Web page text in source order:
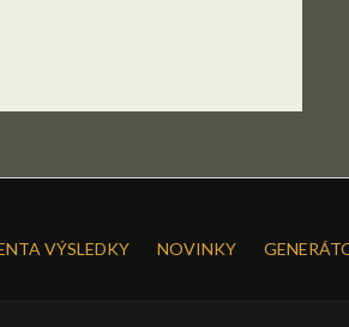
VÝSLEDKY NOVINKY